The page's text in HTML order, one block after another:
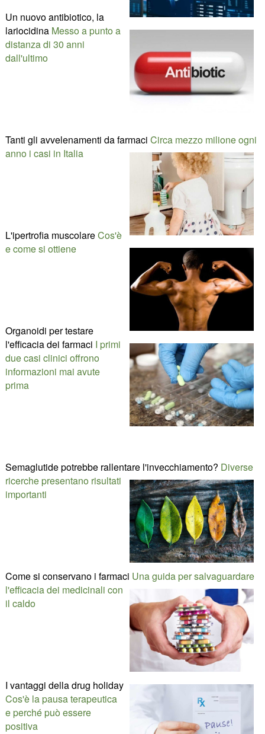
Un nuovo antibiotico, la
lariocidina Messo a punto a
distanza di 30 anni
dall'ultimo
Tanti gli avvelenamenti da farmaci Circa mezzo milione ogni
anno i casi in Italia
L'ipertrofia muscolareCos'è
e come si ottiene
Organoidi per testare
l'efficacia dei farmaci I primi
due casi clinici offrono
informazioni mai avute
prima
Semaglutide potrebbe rallentare l'invecchiamento? Diverse
ricerche presentano risultati
importanti
Come si conservano i farmaci Una guida per salvaguardare
l'efficacia dei medicinali con
il caldo
I vantaggi della drug holiday
Cos'è la pausa terapeutica
e perché può essere
positiva